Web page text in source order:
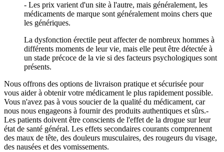
- Les prix varient d'un site à l'autre, mais généralement, les
médicaments de marque sont généralement moins chers que
les génériques.
La dysfonction érectile peut affecter de nombreux hommes à
différents moments de leur vie, mais elle peut être détectée à
un stade précoce de la vie si des facteurs psychologiques sont
présents.
Nous offrons des options de livraison pratique et sécurisée pour
vous aider à obtenir votre médicament le plus rapidement possible.
Vous n'avez pas à vous soucier de la qualité du médicament, car
nous nous engageons à fournir des produits authentiques et sûrs.-
Les patients doivent être conscients de l'effet de la drogue sur leur
état de santé général. Les effets secondaires courants comprennent
des maux de tête, des douleurs musculaires, des rougeurs du visage,
des nausées et des vomissements.